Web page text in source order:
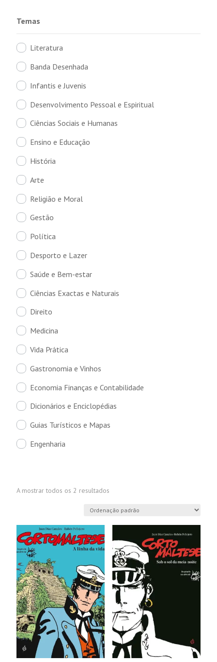
Temas
Literatura
Banda Desenhada
Infantis e Juvenis
Desenvolvimento Pessoal e Espiritual
Ciências Sociais e Humanas
Ensino e Educação
História
Arte
Religião e Moral
Gestão
Política
Desporto e Lazer
Saúde e Bem-estar
Ciências Exactas e Naturais
Direito
Medicina
Vida Prática
Gastronomia e Vinhos
Economia Finanças e Contabilidade
Dicionários e Enciclopédias
Guias Turísticos e Mapas
Engenharia
A mostrar todos os 2 resultados